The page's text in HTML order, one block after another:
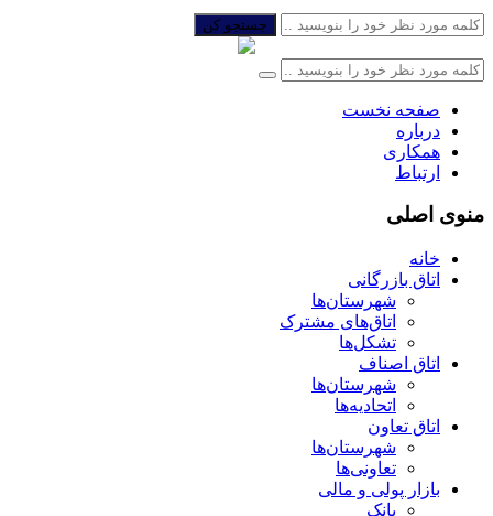
جستجو کن
صفحه نخست
درباره
همکاری
ارتباط
منوی اصلی
خانه
اتاق بازرگانی
شهرستان‌ها
اتاق‌های مشترک
تشکل‌ها
اتاق اصناف
شهرستان‌ها
اتحادیه‌ها
اتاق تعاون
شهرستان‌ها
تعاونی‌ها
بازار پولی و مالی
بانک